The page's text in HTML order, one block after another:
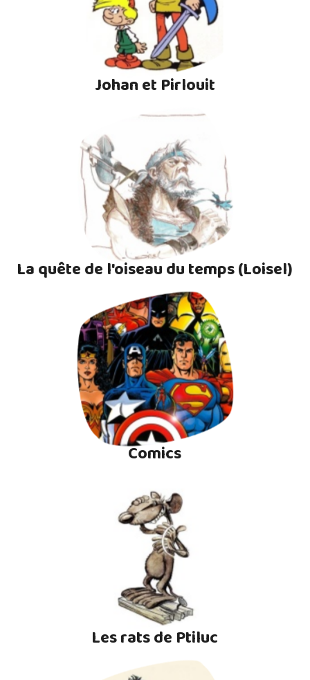
Johan et Pirlouit
La quête de l'oiseau du temps (Loisel)
Comics
Les rats de Ptiluc